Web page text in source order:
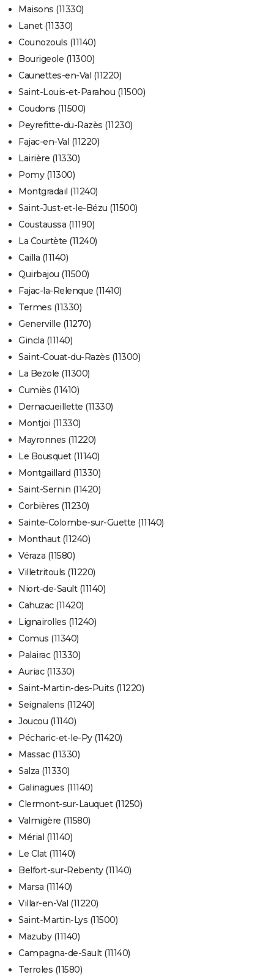
Maisons (11330)
Lanet (11330)
Counozouls (11140)
Bourigeole (11300)
Caunettes-en-Val (11220)
Saint-Louis-et-Parahou (11500)
Coudons (11500)
Peyrefitte-du-Razès (11230)
Fajac-en-Val (11220)
Lairière (11330)
Pomy (11300)
Montgradail (11240)
Saint-Just-et-le-Bézu (11500)
Coustaussa (11190)
La Courtète (11240)
Cailla (11140)
Quirbajou (11500)
Fajac-la-Relenque (11410)
Termes (11330)
Generville (11270)
Gincla (11140)
Saint-Couat-du-Razès (11300)
La Bezole (11300)
Cumiès (11410)
Dernacueillette (11330)
Montjoi (11330)
Mayronnes (11220)
Le Bousquet (11140)
Montgaillard (11330)
Saint-Sernin (11420)
Corbières (11230)
Sainte-Colombe-sur-Guette (11140)
Monthaut (11240)
Véraza (11580)
Villetritouls (11220)
Niort-de-Sault (11140)
Cahuzac (11420)
Lignairolles (11240)
Comus (11340)
Palairac (11330)
Auriac (11330)
Saint-Martin-des-Puits (11220)
Seignalens (11240)
Joucou (11140)
Pécharic-et-le-Py (11420)
Massac (11330)
Salza (11330)
Galinagues (11140)
Clermont-sur-Lauquet (11250)
Valmigère (11580)
Mérial (11140)
Le Clat (11140)
Belfort-sur-Rebenty (11140)
Marsa (11140)
Villar-en-Val (11220)
Saint-Martin-Lys (11500)
Mazuby (11140)
Campagna-de-Sault (11140)
Terroles (11580)